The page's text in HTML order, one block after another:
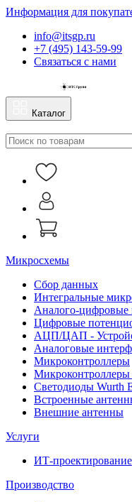
Информация для
info@itsgp.ru
+7 (495) 143-59-99
Связаться с нами
Каталог
Микросхемы
Сбор данных
Интегральные
Аналого-цифровые
Цифровые
АЦП/ЦАП -
Аналоговые
Микроконтроллеры
Микроконтроллеры
Светодиоды Wurth
Встроенные
Внешние антенны
Услуги
ИТ-проектирование
Производство